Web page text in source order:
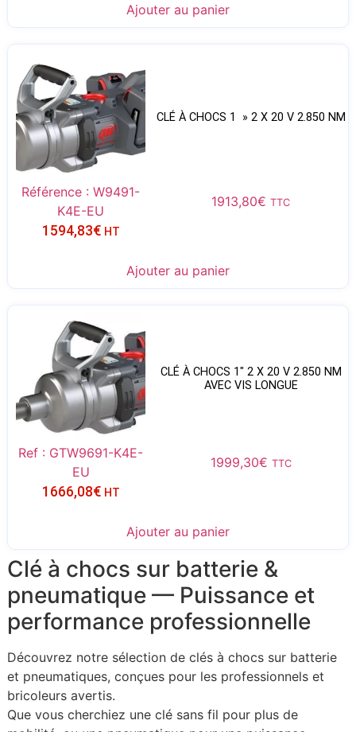
Ajouter au panier
CLÉ À CHOCS 1 » 2 X 20 V 2.850 NM
Référence : W9491-
K4E-EU
1913,80€ TTC
1594,83€ HT
Ajouter au panier
CLÉ À CHOCS 1″ 2 X 20 V 2.850 NM
AVEC VIS LONGUE
Ref : GTW9691-K4E-
EU
1999,30€ TTC
1666,08€ HT
Ajouter au panier
Clé à chocs sur batterie &
pneumatique — Puissance et
performance professionnelle
Découvrez notre sélection de clés à chocs sur batterie
et pneumatiques, conçues pour les professionnels et
bricoleurs avertis.
Que vous cherchiez une clé sans fil pour plus de